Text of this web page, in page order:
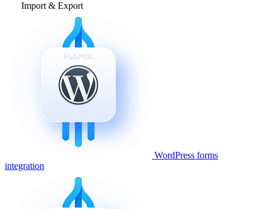
Import & Export
WordPress forms
integration